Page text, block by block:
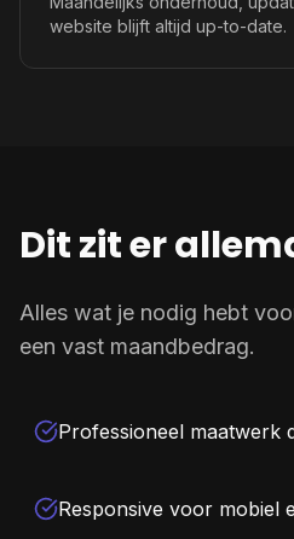
website blijft altijd up-to-date.
Dit zit er
Alles wat je nodig hebt
een vast maandbedrag.
Professioneel maatwerk
Responsive voor mobiel